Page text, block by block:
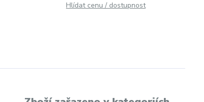
Hlídat cenu / dostupnost